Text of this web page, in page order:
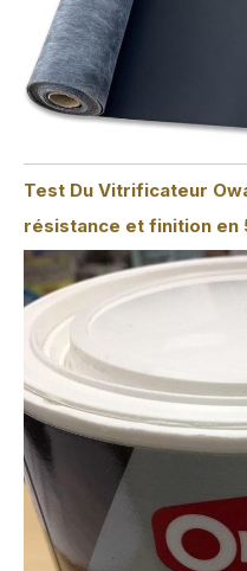
Test Du Vitrificateur
résistance et finition en